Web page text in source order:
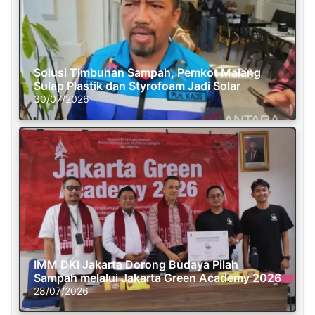
Solusi Timbunan Sampah, Pemkot Malang
Sulap Plastik dan Styrofoam Jadi Solar
30/07/2026
IMM DKI Jakarta Dorong Budaya Pilah
Sampah melalui Jakarta Green Academy 2026
28/07/2026